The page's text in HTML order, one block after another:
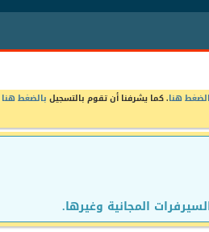
هنا. كما يشرفنا أن تقوم بالتسجيل بالضغط هنا
المجانية وغيرها.